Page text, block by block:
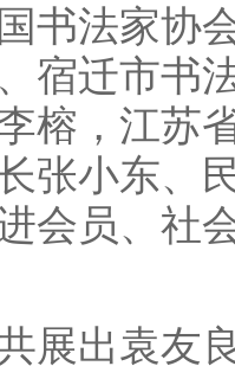
书法家协
宿迁市书
榕，江苏
张小东、
会员、社
出袁友良